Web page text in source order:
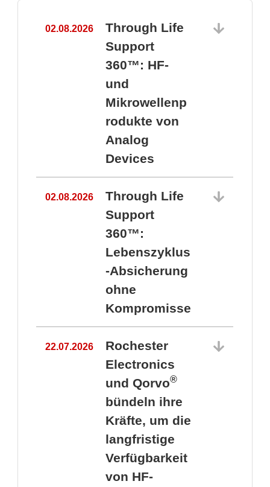
02.08.2026
Through Life
Support
360™: HF-
und
Mikrowellenp
rodukte von
Analog
Devices
02.08.2026
Through Life
Support
360™:
Lebenszyklus
-Absicherung
ohne
Kompromisse
22.07.2026
Rochester
Electronics
und Qorvo®
bündeln ihre
Kräfte, um die
langfristige
Verfügbarkeit
von HF-